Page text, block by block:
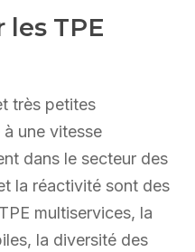
les TPE
très petites
une vitesse
dans le secteur des
la réactivité sont des
multiservices, la
la diversité des